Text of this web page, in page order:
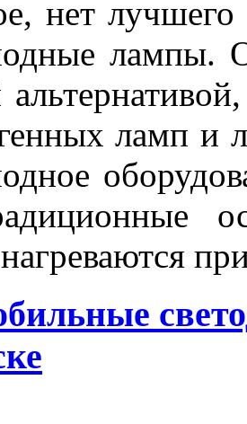
нет
лампы.
ламп и